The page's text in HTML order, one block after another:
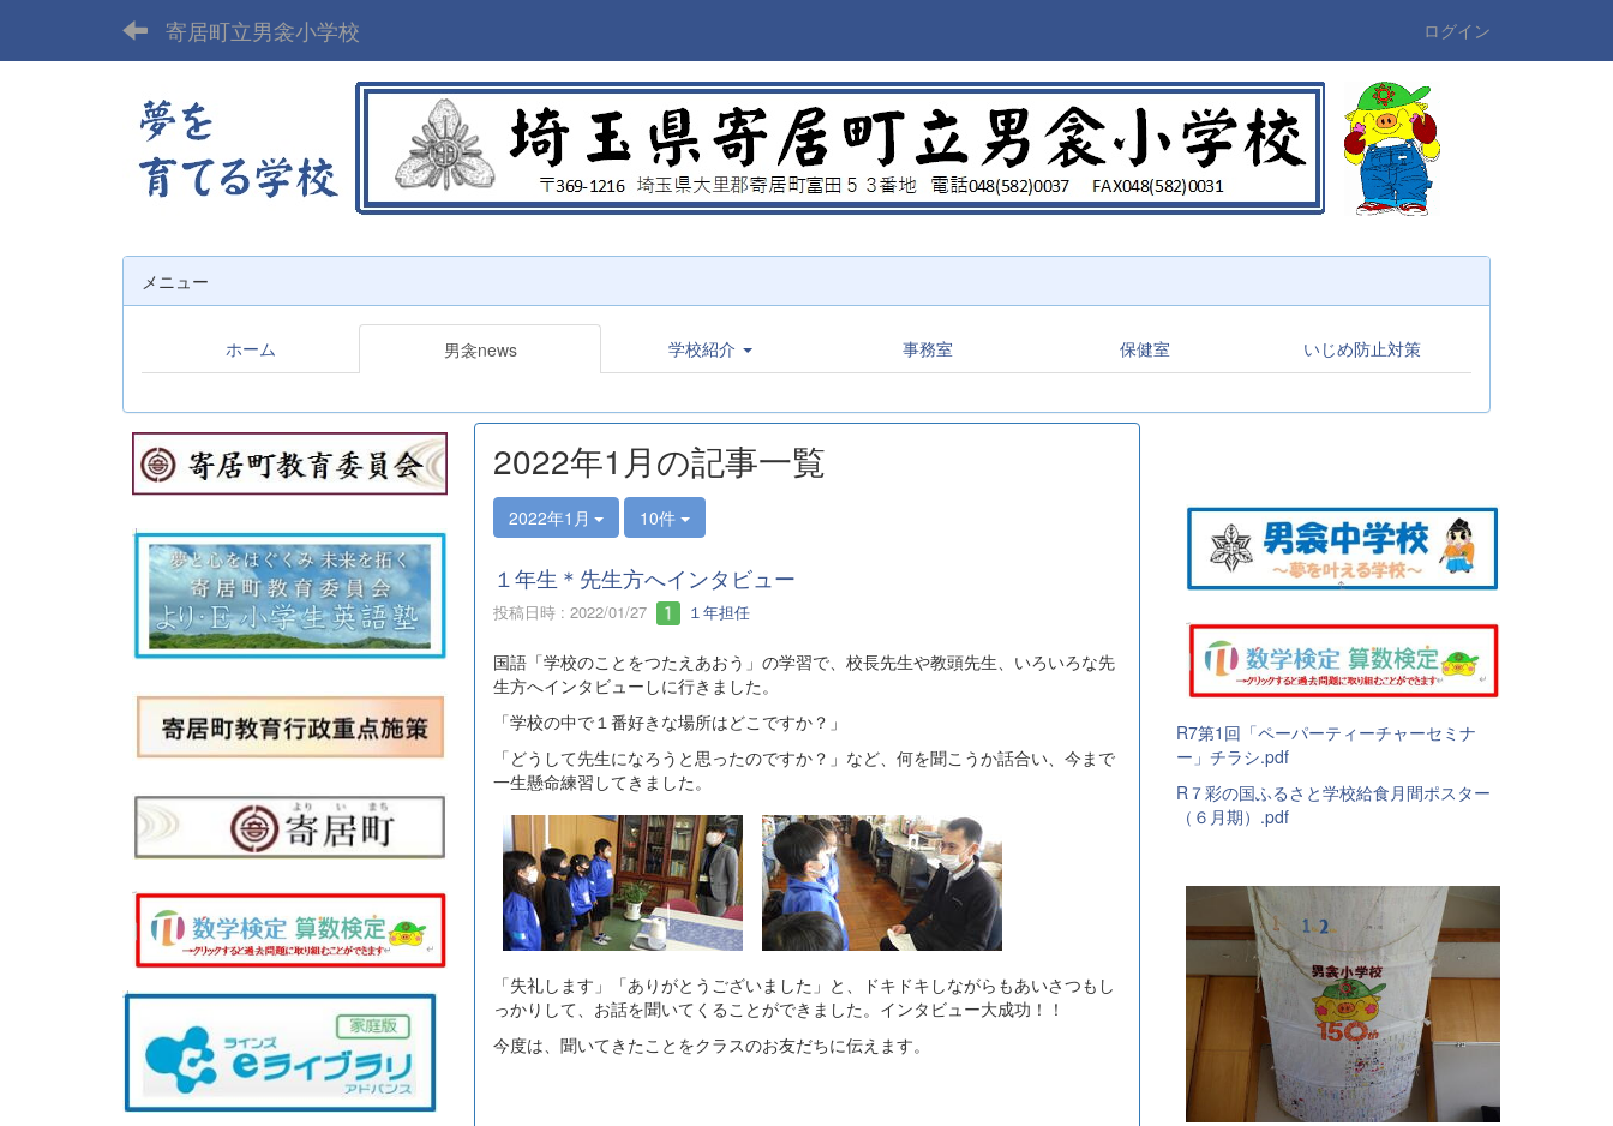
寄居町立男衾小学校 ログイン
メニュー
ホーム 男衾news 学校紹介 事務室 保健室 いじめ防止対策
2022年1月の記事一覧
2022年1月 10件
１年生＊先生方へインタビュー
投稿日時 : 2022/01/27 １年担任
国語「学校のことをつたえあおう」の学習で、校長先生や教頭先生、いろいろな先
生方へインタビューしに行きました。
「学校の中で１番好きな場所はどこですか？」
「どうして先生になろうと思ったのですか？」など、何を聞こうか話合い、今まで
一生懸命練習してきました。
「失礼します」「ありがとうございました」と、ドキドキしながらもあいさつもし
っかりして、お話を聞いてくることができました。インタビュー大成功！！
今度は、聞いてきたことをクラスのお友だちに伝えます。
R7第1回「ペーパーティーチャーセミナ
ー」チラシ.pdf
R７彩の国ふるさと学校給食月間ポスター
（６月期）.pdf